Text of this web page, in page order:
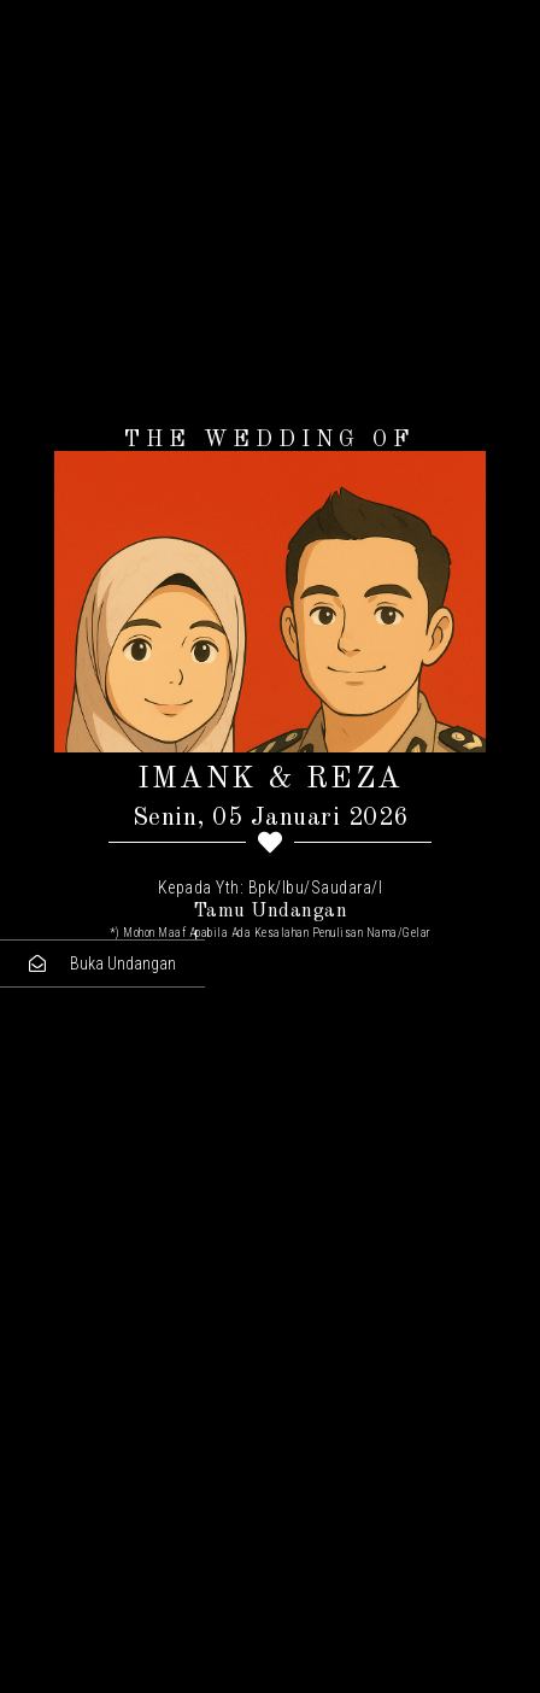
THE WEDDING OF
IMANK & REZA
Senin, 05 Januari 2026
Kepada Yth: Bpk/Ibu/Saudara/I
Tamu Undangan
*) Mohon Maaf Apabila Ada Kesalahan Penulisan Nama/gelar
Buka Undangan